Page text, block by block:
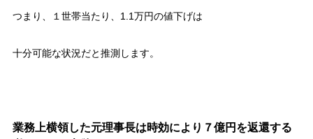
つまり、１世帯当たり、1.1万円の値下げは
十分可能な状況だと推測します。
業務上横領した元理事長は時効により７億円を返還する